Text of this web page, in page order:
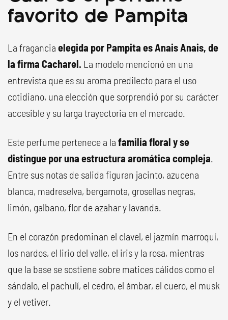
favorito de Pampita
La fragancia elegida por Pampita es Anais Anais, de
la firma Cacharel. La modelo mencionó en una
entrevista que es su aroma predilecto para el uso
cotidiano, una elección que sorprendió por su carácter
accesible y su larga trayectoria en el mercado.
Este perfume pertenece a la familia floral y se
distingue por una estructura aromática compleja.
Entre sus notas de salida figuran jacinto, azucena
blanca, madreselva, bergamota, grosellas negras,
limón, galbano, flor de azahar y lavanda.
En el corazón predominan el clavel, el jazmín marroquí,
los nardos, el lirio del valle, el iris y la rosa, mientras
que la base se sostiene sobre matices cálidos como el
sándalo, el pachulí, el cedro, el ámbar, el cuero, el musk
y el vetiver.